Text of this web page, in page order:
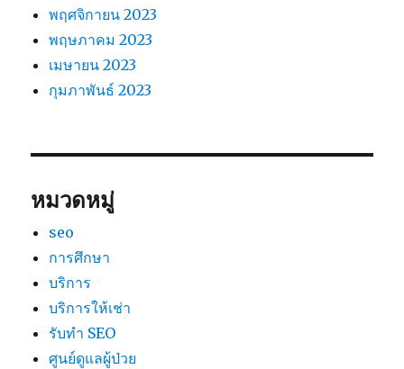
พฤศจิกายน 2023
พฤษภาคม 2023
เมษายน 2023
กุมภาพันธ์ 2023
หมวดหมู่
seo
การศึกษา
บริการ
บริการให้เช่า
รับทำ SEO
ศูนย์ดูแลผู้ป่วย